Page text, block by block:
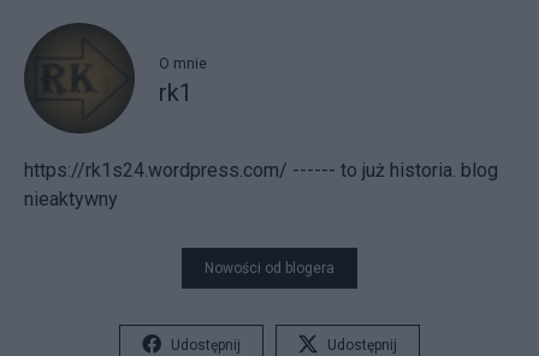
O mnie
rk1
https://rk1s24.wordpress.com/ ------ to już historia. blog
nieaktywny
Nowości od blogera
Udostępnij Udostępnij